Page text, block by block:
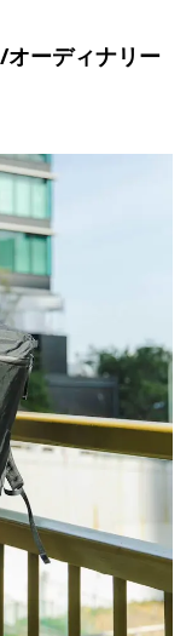
ーディナリー